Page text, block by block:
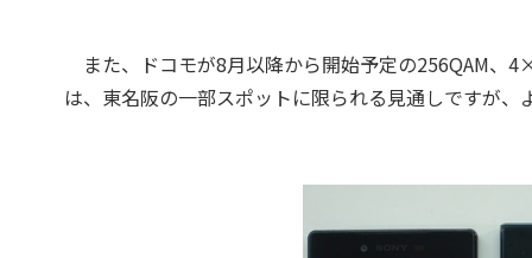
また、ドコモが8月以降から開始予定の256QAM、
は、東名阪の一部スポットに限られる見通しですが